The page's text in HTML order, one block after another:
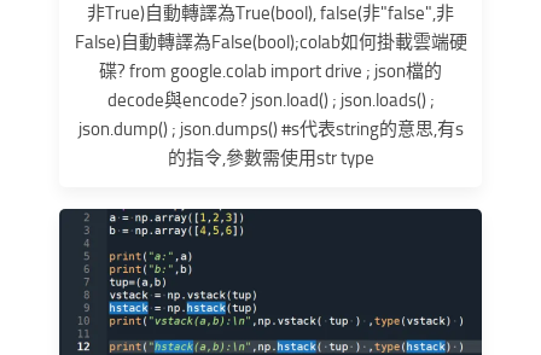
非True)自動轉譯為True(bool), false(非"false",非
False)自動轉譯為False(bool);colab如何掛載雲端硬
碟? from google.colab import drive ; json檔的
decode與encode? json.load() ; json.loads() ;
json.dump() ; json.dumps() #s代表string的意思,有s
的指令,參數需使用str type